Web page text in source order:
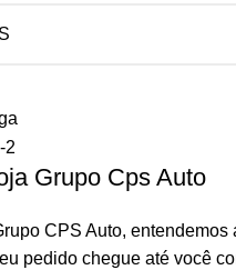
Grupo Cps Auto
CPS Auto,
pedido chegue até você